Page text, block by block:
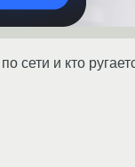
сети и кто